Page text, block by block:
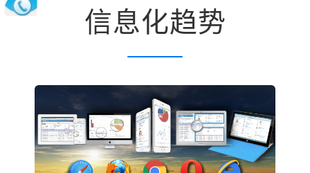
信息化趋势